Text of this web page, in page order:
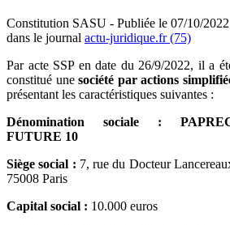
Constitution SASU - Publiée le 07/10/2022
dans le journal actu-juridique.fr (75)
Par acte SSP en date du 26/9/2022, il a
constitué unesociété par actions
présentant les caractéristiques suivantes :
Dénomination sociale
:
FUTURE 10
Siège social : 7, rue du Docteur
75008 Paris
Capital social : 10.000 euros